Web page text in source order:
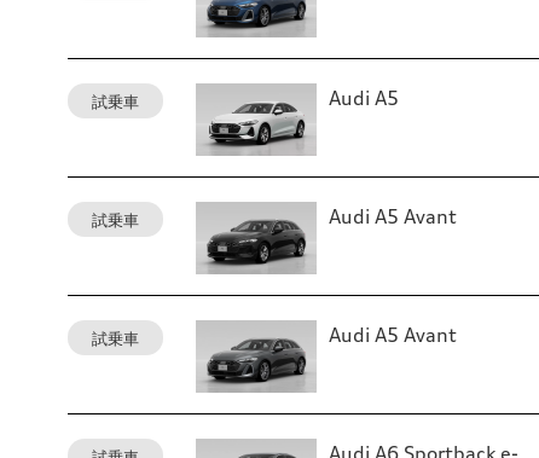
試乗車 Audi A5
試乗車 Audi A5 Avant
試乗車 Audi A5 Avant
Audi A6 Sportback e-